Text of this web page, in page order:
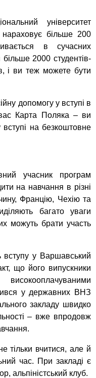
університет
більше 200
в сучасних
2000 студентів-
і ви теж можете бути
допомогу у вступі в
Карта Поляка – ви
на безкоштовне
учасник програм
на навчання в різні
Францію, Чехію та
багато уваги
можуть брати участь
вступу у Варшавський
що його випускники
у державних ВНЗ
закладу швидко
– вже впродовж
тільки вчитися, але й
час. При закладі є
альпіністський клуб.